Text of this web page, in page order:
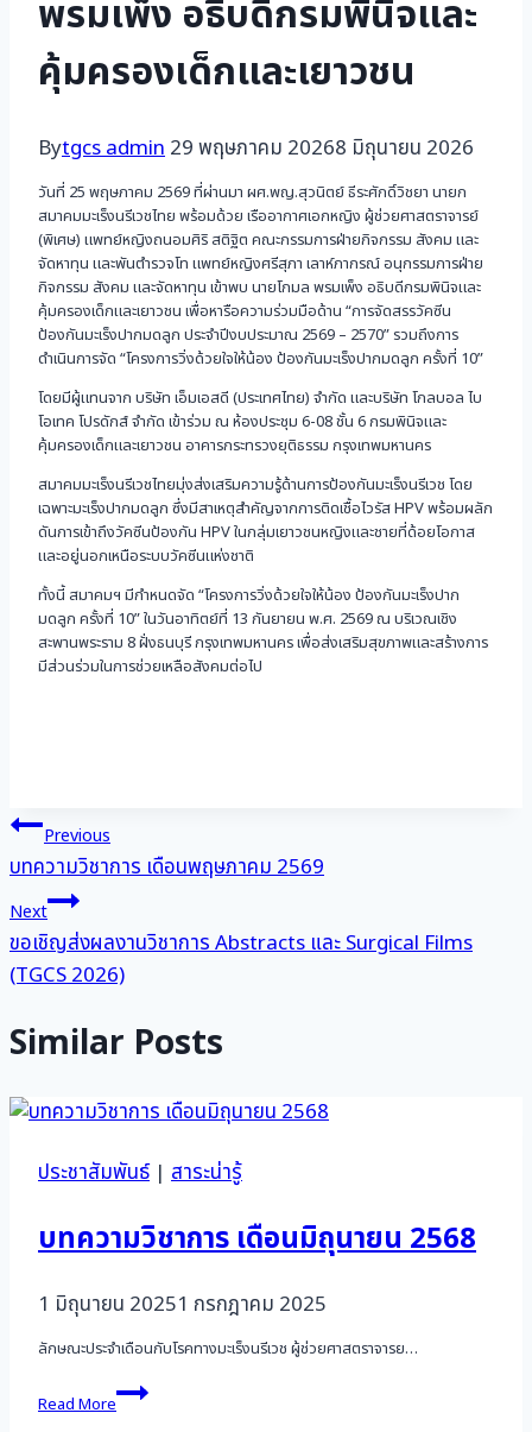
พรมเพ็ง อธิบดีกรมพินิจและ
คุ้มครองเด็กและเยาวชน
Bytgcs admin29 พฤษภาคม 20268 มิถุนายน 2026
วันที่ 25 พฤษภาคม 2569 ที่ผ่านมา ผศ.พญ.สุวนิตย์ ธีระศักดิ์วิชยา นายก
สมาคมมะเร็งนรีเวชไทย พร้อมด้วย เรืออากาศเอกหญิง ผู้ช่วยศาสตราจารย์
(พิเศษ) แพทย์หญิงถนอมศิริ สติฐิต คณะกรรมการฝ่ายกิจกรรม สังคม และ
จัดหาทุน และพันตำรวจโท แพทย์หญิงศรีสุภา เลาห์ภากรณ์ อนุกรรมการฝ่าย
กิจกรรม สังคม และจัดหาทุน เข้าพบ นายโกมล พรมเพ็ง อธิบดีกรมพินิจและ
คุ้มครองเด็กและเยาวชน เพื่อหารือความร่วมมือด้าน “การจัดสรรวัคซีน
ป้องกันมะเร็งปากมดลูก ประจำปีงบประมาณ 2569 – 2570” รวมถึงการ
ดำเนินการจัด “โครงการวิ่งด้วยใจให้น้อง ป้องกันมะเร็งปากมดลูก ครั้งที่ 10”
โดยมีผู้แทนจาก บริษัท เอ็มเอสดี (ประเทศไทย) จำกัด และบริษัท โกลบอล ไบ
โอเทค โปรดักส์ จำกัด เข้าร่วม ณ ห้องประชุม 6-08 ชั้น 6 กรมพินิจและ
คุ้มครองเด็กและเยาวชน อาคารกระทรวงยุติธรรม กรุงเทพมหานคร
สมาคมมะเร็งนรีเวชไทยมุ่งส่งเสริมความรู้ด้านการป้องกันมะเร็งนรีเวช โดย
เฉพาะมะเร็งปากมดลูก ซึ่งมีสาเหตุสำคัญจากการติดเชื้อไวรัส HPV พร้อมผลัก
ดันการเข้าถึงวัคซีนป้องกัน HPV ในกลุ่มเยาวชนหญิงและชายที่ด้อยโอกาส
และอยู่นอกเหนือระบบวัคซีนแห่งชาติ
ทั้งนี้ สมาคมฯ มีกำหนดจัด “โครงการวิ่งด้วยใจให้น้อง ป้องกันมะเร็งปาก
มดลูก ครั้งที่ 10” ในวันอาทิตย์ที่ 13 กันยายน พ.ศ. 2569 ณ บริเวณเชิง
สะพานพระราม 8 ฝั่งธนบุรี กรุงเทพมหานคร เพื่อส่งเสริมสุขภาพและสร้างการ
มีส่วนร่วมในการช่วยเหลือสังคมต่อไป
แนะแนว
เรื่อง
Previous
บทความวิชาการ เดือนพฤษภาคม 2569
Next
ขอเชิญส่งผลงานวิชาการ Abstracts และ Surgical Films
(TGCS 2026)
Similar Posts
ประชาสัมพันธ์| สาระน่ารู้
บทความวิชาการ เดือนมิถุนายน 2568
1 มิถุนายน 20251 กรกฎาคม 2025
ลักษณะประจำเดือนกับโรคทางมะเร็งนรีเวช ผู้ช่วยศาสตราจารย…
Read More
บทความ
วิชาการ